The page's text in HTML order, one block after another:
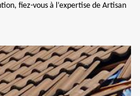
fiez-vous à l’expertise de Artisan